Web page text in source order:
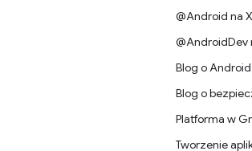
@Android na X
@AndroidDev
Blog o
Blog o
Platforma w
Tworzenie